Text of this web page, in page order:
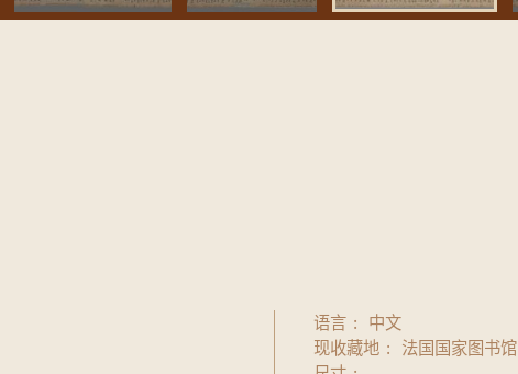
语言
中文
现收藏地
法国国家图书馆